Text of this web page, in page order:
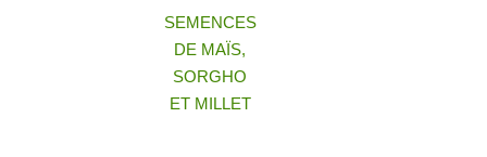
SEMENCES
DE MAÏS,
SORGHO
ET MILLET